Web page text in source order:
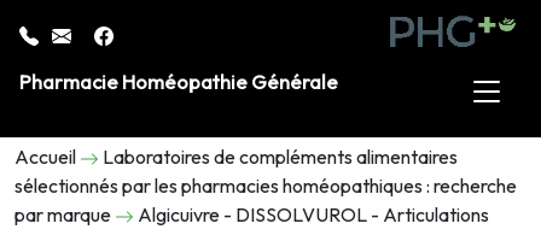
Pharmacie Homéopathie Générale
Accueil
Laboratoires de compléments alimentaires
sélectionnés par les pharmacies homéopathiques : recherche
par marque
Algicuivre - DISSOLVUROL - Articulations